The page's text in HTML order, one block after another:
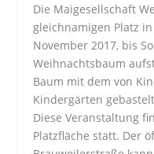
Die Maigesellschaft
gleichnamigen Platz
November 2017, bis
Weihnachtsbaum
Baum mit dem von
Kindergärten
Diese Veranstaltung
Platzfläche statt. Der